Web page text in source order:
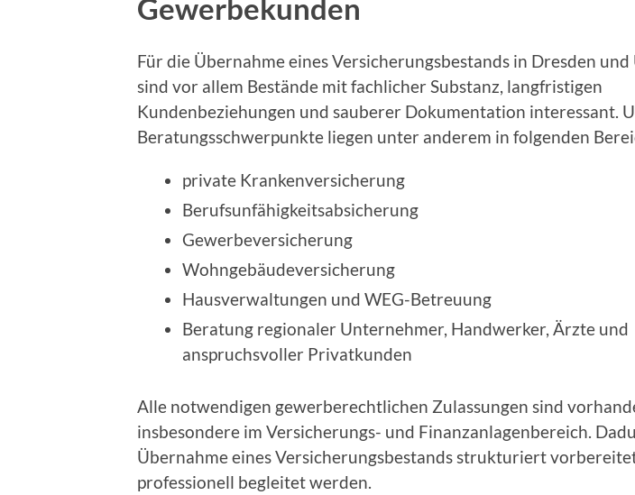
Gewerbekunden
Für die Übernahme eines Versicherungsbestands in Dresden
sind vor allem Bestände mit fachlicher Substanz, langfristigen
Kundenbeziehungen und sauberer Dokumentation interessant.
Beratungsschwerpunkte liegen unter anderem in folgenden
private Krankenversicherung
Berufsunfähigkeitsabsicherung
Gewerbeversicherung
Wohngebäudeversicherung
Hausverwaltungen und WEG-Betreuung
Beratung regionaler Unternehmer, Handwerker, Ärzte und
anspruchsvoller Privatkunden
Alle notwendigen gewerberechtlichen Zulassungen sind
insbesondere im Versicherungs- und Finanzanlagenbereich.
Übernahme eines Versicherungsbestands strukturiert
professionell begleitet werden.